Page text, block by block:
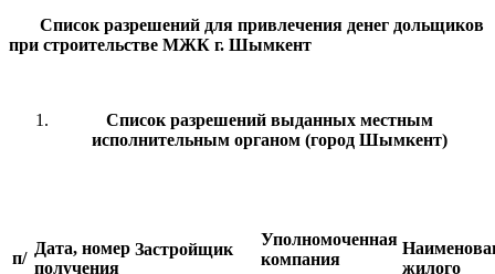
Список разрешений для привлечения денег дольщиков
при строительстве МЖК г. Шымкент
Список разрешений выданных местным
исполнительным органом (город Шымкент)
п/
Дата, номер
получения
Застройщик
Уполномоченная
компания
жилого